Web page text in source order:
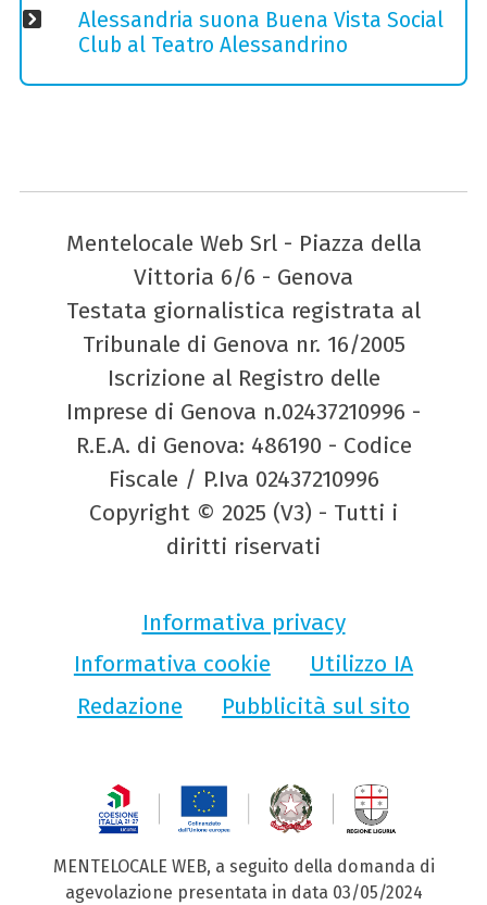
Alessandria suona Buena Vista Social
Club al Teatro Alessandrino
Mentelocale Web Srl - Piazza della
Vittoria 6/6 - Genova
Testata giornalistica registrata al
Tribunale di Genova nr. 16/2005
Iscrizione al Registro delle
Imprese di Genova n.02437210996 -
R.E.A. di Genova: 486190 - Codice
Fiscale / P.Iva 02437210996
Copyright © 2025 (V3) - Tutti i
diritti riservati
Informativa privacy
Informativa cookie
Utilizzo IA
Redazione
Pubblicità sul sito
MENTELOCALE WEB, a seguito della domanda di
agevolazione presentata in data 03/05/2024